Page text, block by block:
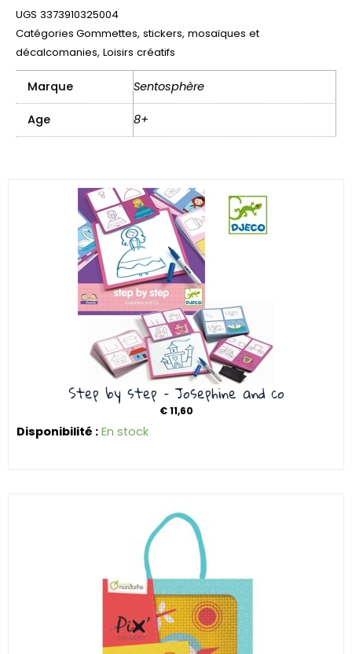
UGS 3373910325004
Catégories Gommettes, stickers, mosaïques et
décalcomanies, Loisirs créatifs
Marque Sentosphère
Age 8+
Step by step – Josephine and co
€11,60
Disponibilité : En stock